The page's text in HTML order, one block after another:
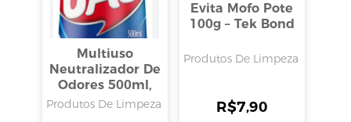
Multiuso
Neutralizador De
Odores 500ml,
Uau
Produtos De Limpeza
Evita Mofo Pote
100g – Tek Bond
Produtos De Limpeza
R$7,90